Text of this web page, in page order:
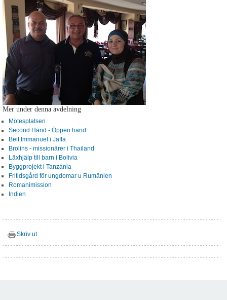
Mer under denna avdelning
Mötesplatsen
Second Hand - Öppen hand
Beit Immanuel i Jaffa
Brolins - missionärer i Thailand
Läxhjälp till barn i Bolivia
Byggprojekt i Tanzania
Fritidsgård för ungdomar u Rumänien
Romanimission
Indien
Skriv ut